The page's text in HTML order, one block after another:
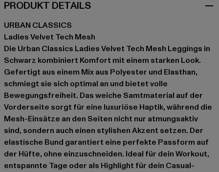
PRODUKT DETAILS
URBAN CLASSICS
Ladies Velvet Tech Mesh
Die Urban Classics Ladies Velvet Tech Mesh Leggings in
Schwarz kombiniert Komfort mit einem starken Look.
Gefertigt aus einem Mix aus Polyester und Elasthan,
schmiegt sie sich optimal an und bietet volle
Bewegungsfreiheit. Das weiche Samtmaterial auf der
Vorderseite sorgt für eine luxuriöse Haptik, während die
Mesh-Einsätze an den Seiten nicht nur atmungsaktiv
sind, sondern auch einen stylishen Akzent setzen. Der
elastische Bund garantiert eine perfekte Passform auf
der Hüfte, ohne einzuschneiden. Ideal für dein Workout,
entspannte Tage oder als Highlight für dein Casual-